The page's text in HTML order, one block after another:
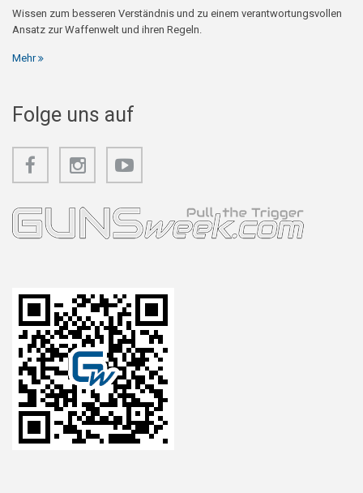
Wissen zum besseren Verständnis und zu einem verantwortungsvollen
Ansatz zur Waffenwelt und ihren Regeln.
Mehr
Folge uns auf